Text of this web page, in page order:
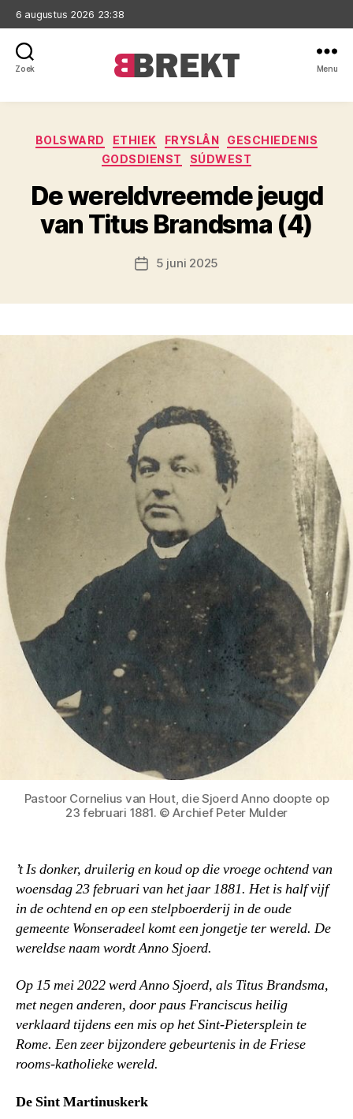
6 augustus 2026 23:38
Zoek Menu
Categorieën
BOLSWARD ETHIEK FRYSLÂN
GESCHIEDENIS
GODSDIENST
SÚDWEST
De wereldvreemde jeugd
van Titus Brandsma (4)
Berichtdatum
5 juni 2025
Pastoor Cornelius van Hout, die Sjoerd Anno doopte op
23 februari 1881. © Archief Peter Mulder
’t Is donker, druilerig en koud op die vroege ochtend van
woensdag 23 februari van het jaar 1881. Het is half vijf
in de ochtend en op een stelpboerderij in de oude
gemeente Wonseradeel komt een jongetje ter wereld. De
wereldse naam wordt Anno Sjoerd.
Op 15 mei 2022 werd Anno Sjoerd, als Titus Brandsma,
met negen anderen, door paus Franciscus heilig
verklaard tijdens een mis op het Sint-Pietersplein te
Rome. Een zeer bijzondere gebeurtenis in de Friese
rooms-katholieke wereld.
De Sint Martinuskerk